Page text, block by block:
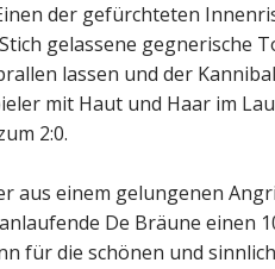
der gefürchteten
gelassene gegnerische
lassen und der
mit Haut und Haar im
2:0.
aus einem gelungenen
De Bräune einen
für die schönen und